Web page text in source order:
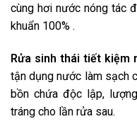
cùng hơi nước nóng tác
khuẩn 100% .
Rửa sinh thái tiết kiệm
tận dụng nước làm sạch
bồn chứa độc lập,
tráng cho lần rửa sau.